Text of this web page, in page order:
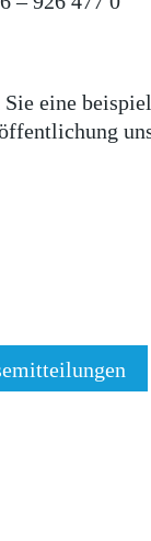
eine